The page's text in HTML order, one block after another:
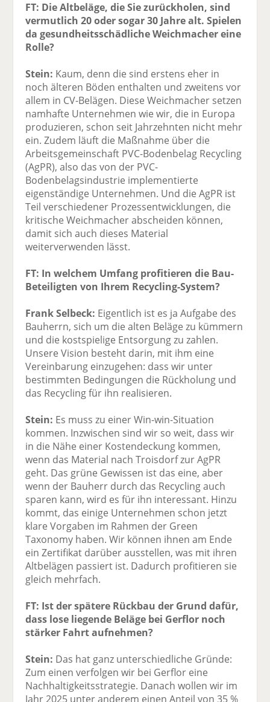
FT: Die Altbeläge, die Sie zurückholen, sind
vermutlich 20 oder sogar 30 Jahre alt. Spielen
da gesundheitsschädliche Weichmacher eine
Rolle?
Stein: Kaum, denn die sind erstens eher in
noch älteren Böden enthalten und zweitens vor
allem in CV-Belägen. Diese Weichmacher setzen
namhafte Unternehmen wie wir, die in Europa
produzieren, schon seit Jahrzehnten nicht mehr
ein. Zudem läuft die Maßnahme über die
Arbeitsgemeinschaft PVC-Bodenbelag Recycling
(AgPR), also das von der PVC-
Bodenbelagsindustrie implementierte
eigenständige Unternehmen. Und die AgPR ist
Teil verschiedener Prozessentwicklungen, die
kritische Weichmacher abscheiden können,
damit sich auch dieses Material
weiterverwenden lässt.
FT: In welchem Umfang profitieren die Bau-
Beteiligten von Ihrem Recycling-System?
Frank Selbeck: Eigentlich ist es ja Aufgabe des
Bauherrn, sich um die alten Beläge zu kümmern
und die kostspielige Entsorgung zu zahlen.
Unsere Vision besteht darin, mit ihm eine
Vereinbarung einzugehen: dass wir unter
bestimmten Bedingungen die Rückholung und
das Recycling für ihn realisieren.
Stein: Es muss zu einer Win-win-Situation
kommen. Inzwischen sind wir so weit, dass wir
in die Nähe einer Kostendeckung kommen,
wenn das Material nach Troisdorf zur AgPR
geht. Das grüne Gewissen ist das eine, aber
wenn der Bauherr durch das Recycling auch
sparen kann, wird es für ihn interessant. Hinzu
kommt, das einige Unternehmen schon jetzt
klare Vorgaben im Rahmen der Green
Taxonomy haben. Wir können ihnen am Ende
ein Zertifikat darüber ausstellen, was mit ihren
Altbelägen passiert ist. Dadurch profitieren sie
gleich mehrfach.
FT: Ist der spätere Rückbau der Grund dafür,
dass lose liegende Beläge bei Gerflor noch
stärker Fahrt aufnehmen?
Stein: Das hat ganz unterschiedliche Gründe:
Zum einen verfolgen wir bei Gerflor eine
Nachhaltigkeitsstrategie. Danach wollen wir im
Jahr 2025 unter anderem einen Anteil von 35 %